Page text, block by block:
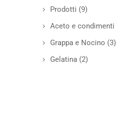
Prodotti (9)
Aceto e condimenti
Grappa e Nocino (3)
Gelatina (2)